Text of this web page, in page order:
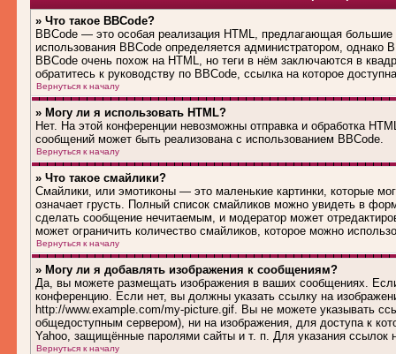
» Что такое BBCode?
BBCode — это особая реализация HTML, предлагающая
использования BBCode определяется администратором,
BBCode очень похож на HTML, но теги в нём заключаются в
обратитесь к руководству по BBCode, ссылка на которое
Вернуться к началу
» Могу ли я использовать HTML?
Нет. На этой конференции невозможны отправка и обработка
сообщений может быть реализована с использованием BBCode.
Вернуться к началу
» Что такое смайлики?
Смайлики, или эмотиконы — это маленькие картинки, которые
означает грусть. Полный список смайликов можно увидеть в
сделать сообщение нечитаемым, и модератор может
может ограничить количество смайликов, которое можно
Вернуться к началу
» Могу ли я добавлять изображения к сообщениям?
Да, вы можете размещать изображения в ваших сообщениях.
конференцию. Если нет, вы должны указать ссылку на
http://www.example.com/my-picture.gif. Вы не можете указывать
общедоступным сервером), ни на изображения, для доступа к
Yahoo, защищённые паролями сайты и т. п. Для указания ссылок
Вернуться к началу